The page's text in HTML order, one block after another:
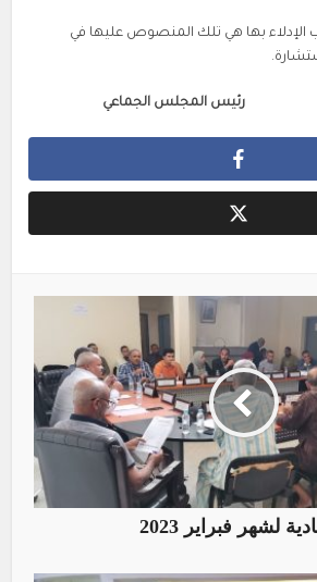
الإدلاء بها هي تلك المنصوص عليها في
الجماعي
لشهر فبراير 2023